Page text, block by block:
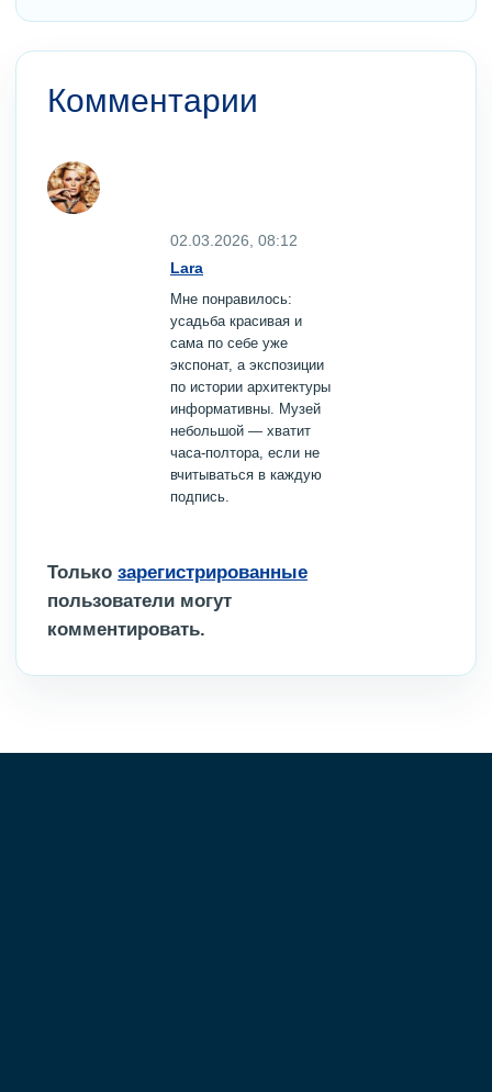
Комментарии
02.03.2026, 08:12
Lara
Мне понравилось:
усадьба красивая и
сама по себе уже
экспонат, а экспозиции
по истории архитектуры
информативны. Музей
небольшой — хватит
часа‑полтора, если не
вчитываться в каждую
подпись.
Только зарегистрированные
пользователи могут
комментировать.